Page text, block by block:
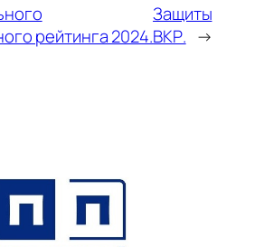
рейтинга 2024.
Защиты
ВКР. →